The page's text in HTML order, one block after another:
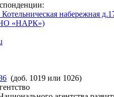
набережная
«НАРК»)
(доб. 1019 или 1026)